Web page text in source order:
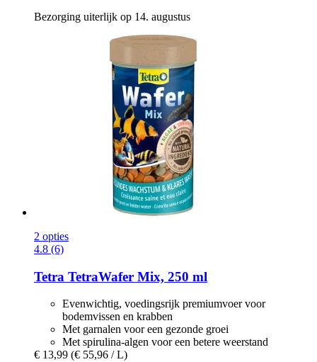
Bezorging uiterlijk op 14. augustus
2 opties
4.8 (6)
Tetra TetraWafer Mix, 250 ml
Evenwichtig, voedingsrijk premiumvoer voor
bodemvissen en krabben
Met garnalen voor een gezonde groei
Met spirulina-algen voor een betere weerstand
€ 13,99 (€ 55,96 / L)